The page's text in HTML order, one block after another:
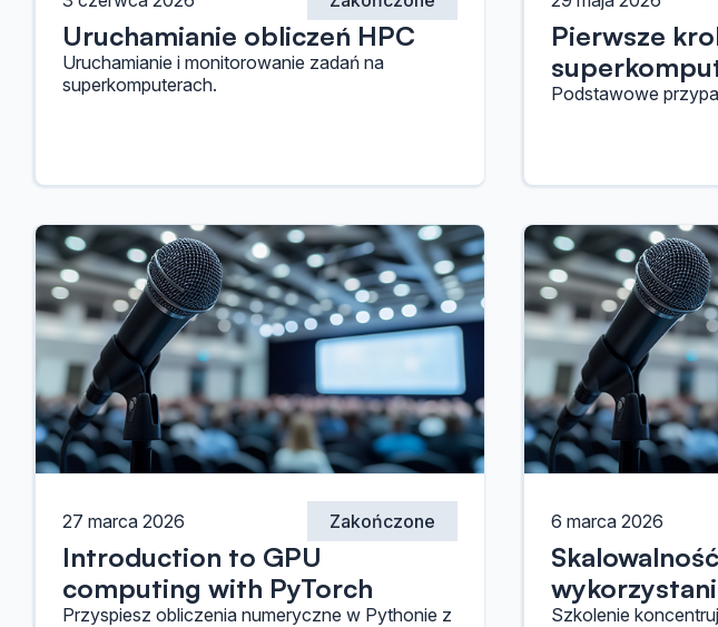
Uruchamianie obliczeń HPC
Uruchamianie i monitorowanie zadań na
superkomputerach.
Pierwsze
Podstawowe
Zakończone
27 marca 2026
Introduction to GPU
computing with PyTorch
Przyspiesz obliczenia numeryczne w Pythonie z
6 marca 2026
Szkolenie